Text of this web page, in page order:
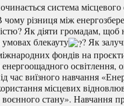
система
різниця між
Як діяти громадам, щоб
умовах блекауту
? Як
фондів на
енергоощадного освітлення,
час виїзного навчання
місцевих
воєнного стану». Навчання